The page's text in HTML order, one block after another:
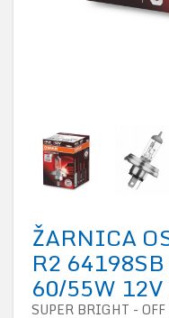
ŽARNICA
R2
60/55W
SUPER BRIGHT - OFF